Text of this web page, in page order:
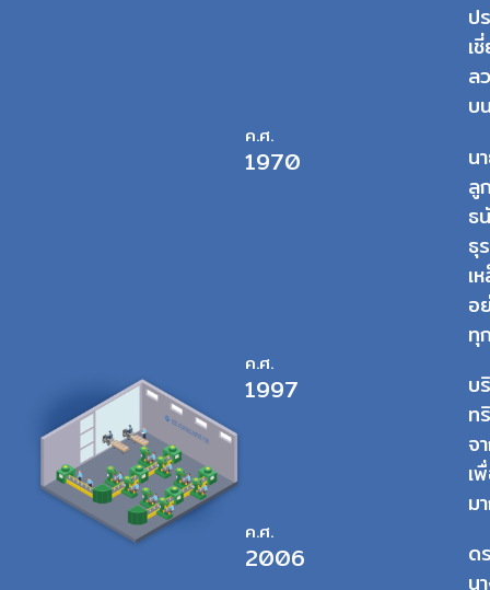
ป
เ
ล
บ
ค.ศ.
1970
น
ลู
ธ
ธุ
เ
อ
ทุ
ค.ศ.
1997
บ
ท
จ
เ
ม
ค.ศ.
2006
ด
น